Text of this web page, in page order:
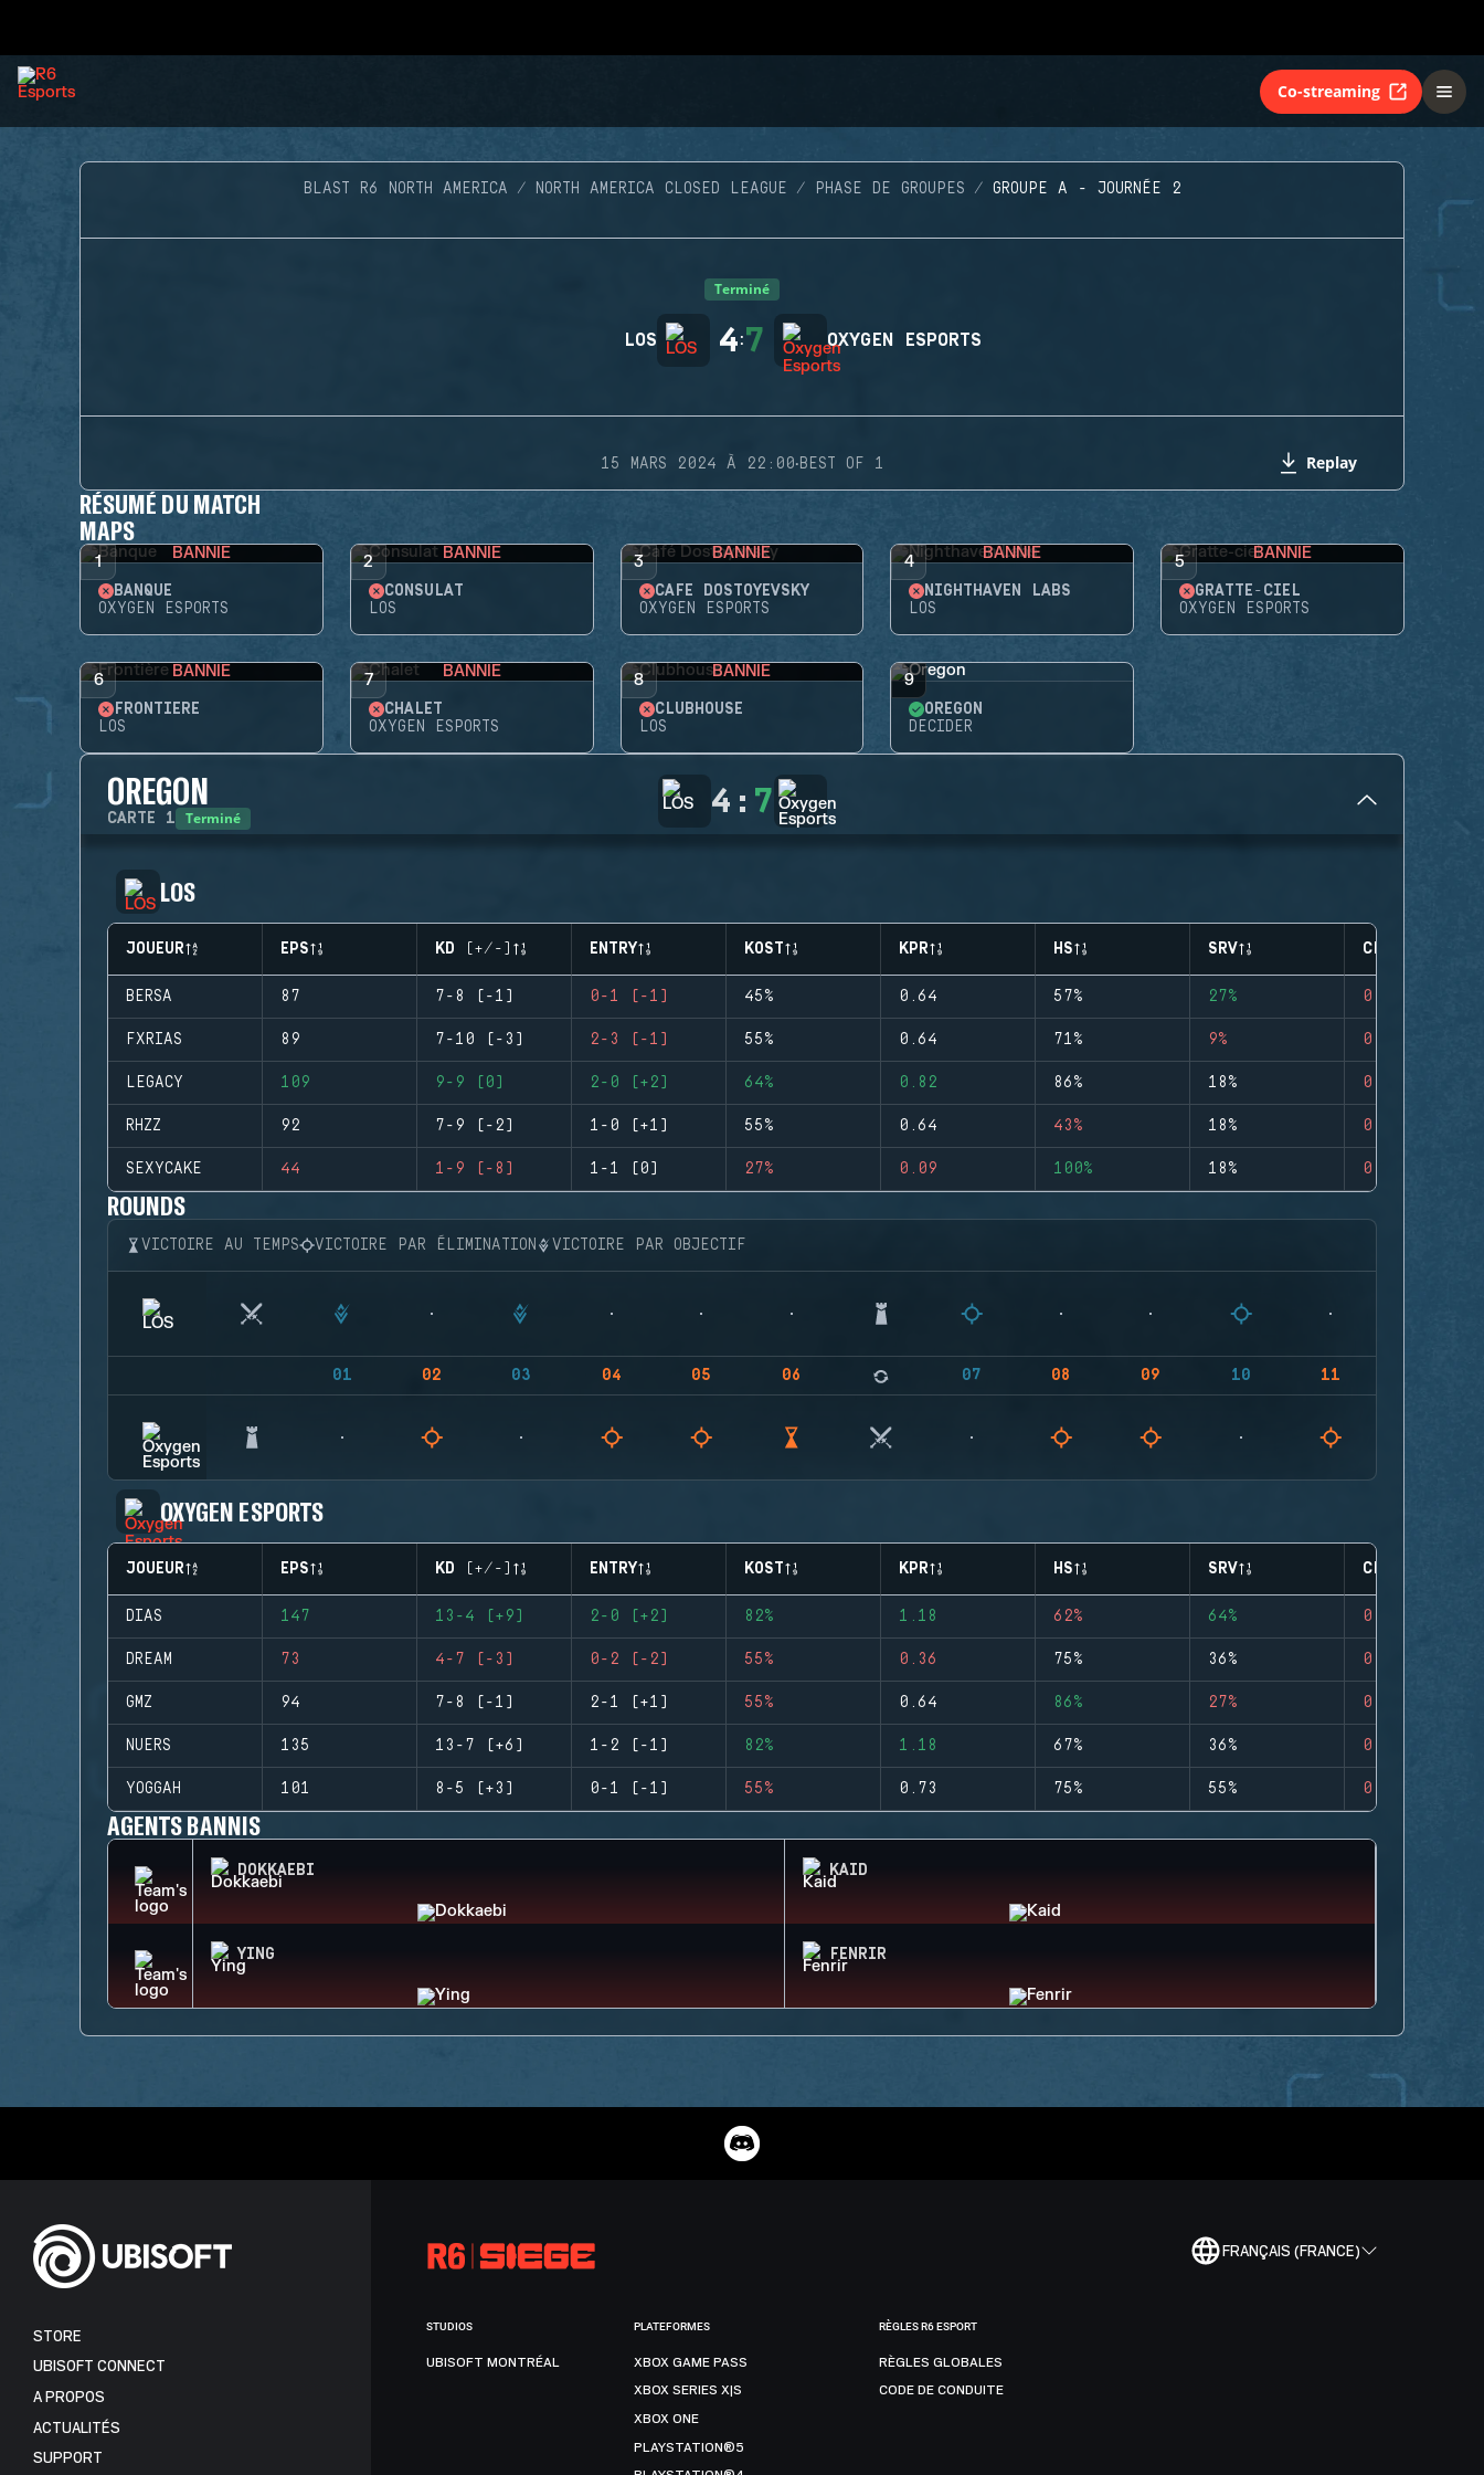
Co-streaming
BLAST R6 NORTH AMERICA NORTH AMERICA CLOSED LEAGUE PHASE DE GROUPES GROUPE A - JOURNÉE 2
Terminé
LOS 4:7 OXYGEN ESPORTS
15 MARS 2024 À 22:00·BEST OF 1 Replay
RÉSUMÉ DU MATCH
MAPS
1 BANNIE
BANQUE
OXYGEN ESPORTS
2 BANNIE
CONSULAT
LOS
3 BANNIE
CAFÉ DOSTOYEVSKY
OXYGEN ESPORTS
4 BANNIE
NIGHTHAVEN LABS
LOS
5 BANNIE
GRATTE-CIEL
OXYGEN ESPORTS
6 BANNIE
FRONTIÈRE
LOS
7 BANNIE
CHALET
OXYGEN ESPORTS
8 BANNIE
CLUBHOUSE
LOS
9
OREGON
DECIDER
OREGON
CARTE 1 Terminé 4 : 7
LOS
JOUEUR EPS KD (+/-) ENTRY KOST KPR HS SRV CLUTCHES
BERSA 87 7-8 (-1) 0-1 (-1) 45% 0.64 57% 27% 0
FXRIAS 89 7-10 (-3) 2-3 (-1) 55% 0.64 71% 9% 0
LEGACY 109 9-9 (0) 2-0 (+2) 64% 0.82 86% 18% 0
RHZZ 92 7-9 (-2) 1-0 (+1) 55% 0.64 43% 18% 0
SEXYCAKE 44 1-9 (-8) 1-1 (0) 27% 0.09 100% 18% 0
ROUNDS
VICTOIRE AU TEMPS VICTOIRE PAR ÉLIMINATION VICTOIRE PAR OBJECTIF
01 02 03 04 05 06 07 08 09 10 11
OXYGEN ESPORTS
JOUEUR EPS KD (+/-) ENTRY KOST KPR HS SRV CLUTCHES
DIAS 147 13-4 (+9) 2-0 (+2) 82% 1.18 62% 64% 0
DREAM 73 4-7 (-3) 0-2 (-2) 55% 0.36 75% 36% 0
GMZ 94 7-8 (-1) 2-1 (+1) 55% 0.64 86% 27% 0
NUERS 135 13-7 (+6) 1-2 (-1) 82% 1.18 67% 36% 0
YOGGAH 101 8-5 (+3) 0-1 (-1) 55% 0.73 75% 55% 0
AGENTS BANNIS
DOKKAEBI KAID
YING FENRIR
FRANÇAIS (FRANCE)
STORE
UBISOFT CONNECT
A PROPOS
ACTUALITÉS
SUPPORT
STUDIOS
UBISOFT MONTRÉAL
PLATEFORMES
XBOX GAME PASS
XBOX SERIES X|S
XBOX ONE
PLAYSTATION®5
RÈGLES R6 ESPORT
RÈGLES GLOBALES
CODE DE CONDUITE